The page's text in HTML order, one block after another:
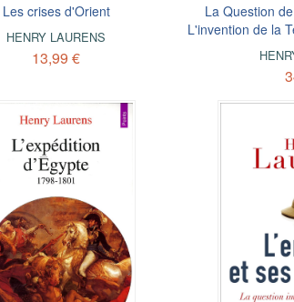
Les crises d'Orient
HENRY LAURENS
13,99 €
La Question
L'invention de la